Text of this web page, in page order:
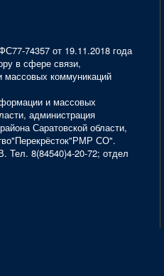
74357 от 19.11.2018 года
в сфере связи,
массовых коммуникаций
и массовых
администрация
Саратовской области,
СО".
Тел. 8(84540)4-20-72; отдел